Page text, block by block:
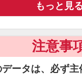
もっと見
注意事
ータは、必ず